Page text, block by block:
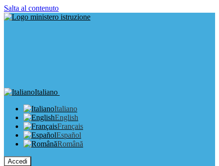
Salta al contenuto
Italiano
Italiano
English
Français
Español
Română
Accedi